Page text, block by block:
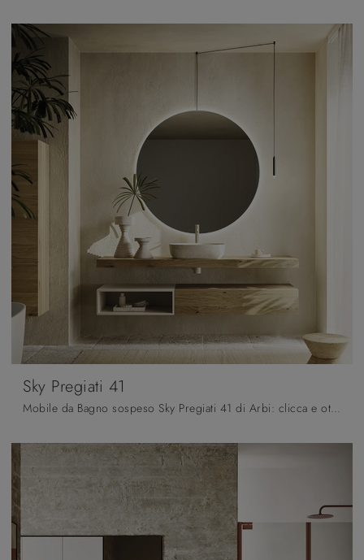
Sky Pregiati 41
Mobile da Bagno sospeso Sky Pregiati 41 di Arbi: clicca e ottieni informazioni su mobili bagno sospesi in legno e accessori dell'azienda.